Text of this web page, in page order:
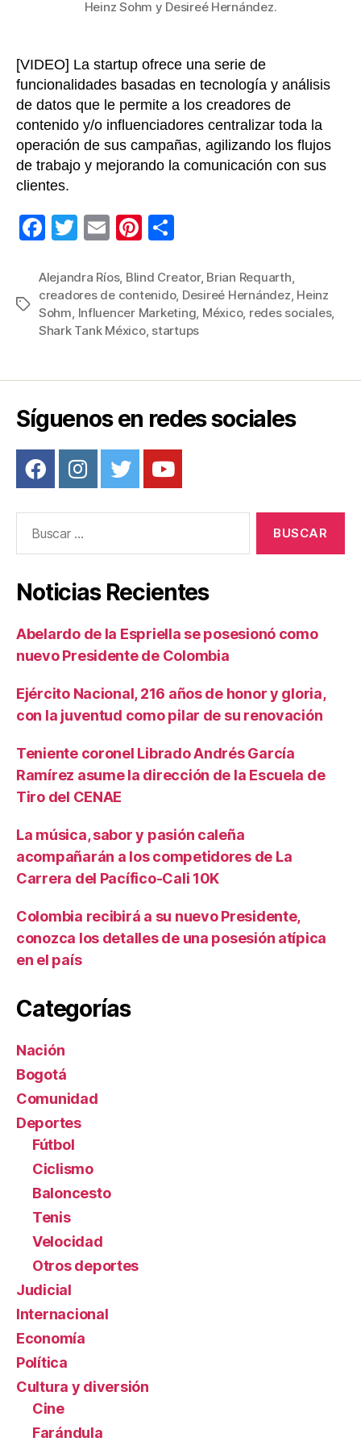
Heinz Sohm y Desireé Hernández.
[VIDEO] La startup ofrece una serie de
funcionalidades basadas en tecnología y análisis
de datos que le permite a los creadores de
contenido y/o influenciadores centralizar toda la
operación de sus campañas, agilizando los flujos
de trabajo y mejorando la comunicación con sus
clientes.
F
c
e
b
o
k
T
tt
er
E
ail
Pi
er
e
st
m
p
ar
Etiquetas
Alejandra Ríos, Blind Creator, Brian Requarth
creadores de contenido, Desireé Hernández Heinz
Sohm Influencer Marketing México, redes sociales,
Shark Tank México, startups
Síguenos en redes sociales
Noticias Recientes
Abelardo de la Espriella se posesionó como
nuevo Presidente de Colombia
Ejército Nacional, 216 años de honor y gloria,
con la juventud como pilar de su renovación
Teniente coronel Librado Andrés García
Ramírez asume la dirección de la Escuela de
Tiro del CENAE
La música, sabor y pasión caleña
acompañarán a los competidores de La
Carrera del Pacífico-Cali 10K
Colombia recibirá a su nuevo Presidente,
conozca los detalles de una posesión atípica
en el país
Categorías
Nación
Bogotá
Comunidad
Deportes
Fútbol
Ciclismo
Baloncesto
Tenis
Velocidad
Otros deportes
Judicial
Internacional
Economía
Política
Cultura y diversión
Cine
Farándula